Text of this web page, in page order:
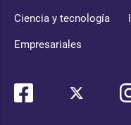
Ciencia y tecnología
Empresariales